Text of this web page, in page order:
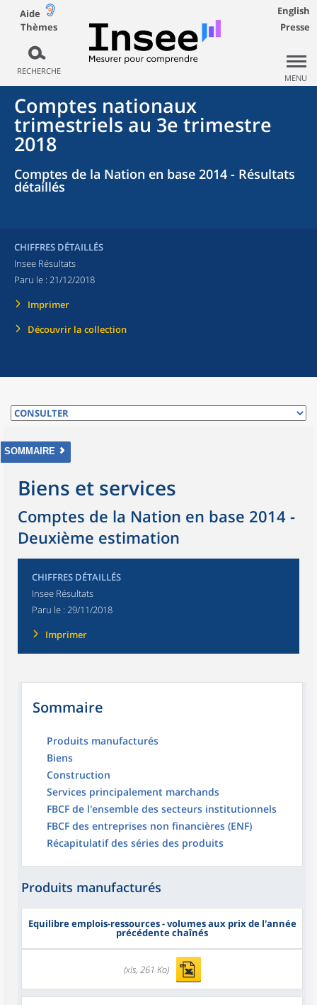
Aide
Thèmes
RECHERCHE
English
Presse
MENU
Comptes nationaux
trimestriels au 3e trimestre
2018
Comptes de la Nation en base 2014 - Résultats
détaillés
CHIFFRES DÉTAILLÉS
Insee Résultats
Paru le : 21/12/2018
Imprimer
Découvrir la collection
SOMMAIRE
Biens et services
Comptes de la Nation en base 2014 -
Deuxième estimation
CHIFFRES DÉTAILLÉS
Insee Résultats
Paru le : 29/11/2018
Imprimer
Sommaire
Produits manufacturés
Biens
Construction
Services principalement marchands
FBCF de l'ensemble des secteurs institutionnels
FBCF des entreprises non financières (ENF)
Récapitulatif des séries des produits
Produits manufacturés
Equilibre emplois-ressources - volumes aux prix de l'année
précédente chaînés
(xls, 261 Ko)